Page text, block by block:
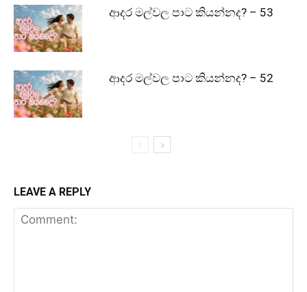
ආදර මල්වල පාට කියන්නද? – 53
ආදර මල්වල පාට කියන්නද? – 52
LEAVE A REPLY